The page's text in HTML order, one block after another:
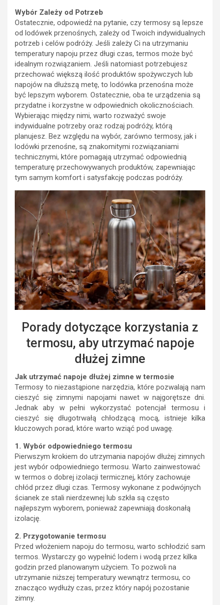
Wybór Zależy od Potrzeb
Ostatecznie, odpowiedź na pytanie, czy termosy są lepsze
od lodówek przenośnych, zależy od Twoich indywidualnych
potrzeb i celów podróży. Jeśli zależy Ci na utrzymaniu
temperatury napoju przez długi czas, termos może być
idealnym rozwiązaniem. Jeśli natomiast potrzebujesz
przechować większą ilość produktów spożywczych lub
napojów na dłuższą metę, to lodówka przenośna może
być lepszym wyborem. Ostatecznie, oba te urządzenia są
przydatne i korzystne w odpowiednich okolicznościach.
Wybierając między nimi, warto rozważyć swoje
indywidualne potrzeby oraz rodzaj podróży, którą
planujesz. Bez względu na wybór, zarówno termosy, jak i
lodówki przenośne, są znakomitymi rozwiązaniami
technicznymi, które pomagają utrzymać odpowiednią
temperaturę przechowywanych produktów, zapewniając
tym samym komfort i satysfakcję podczas podróży.
Porady dotyczące korzystania z
termosu, aby utrzymać napoje
dłużej zimne
Jak utrzymać napoje dłużej zimne w termosie
Termosy to niezastąpione narzędzia, które pozwalają nam
cieszyć się zimnymi napojami nawet w najgorętsze dni.
Jednak aby w pełni wykorzystać potencjał termosu i
cieszyć się długotrwałą chłodzącą mocą, istnieje kilka
kluczowych porad, które warto wziąć pod uwagę.
1. Wybór odpowiedniego termosu
Pierwszym krokiem do utrzymania napojów dłużej zimnych
jest wybór odpowiedniego termosu. Warto zainwestować
w termos o dobrej izolacji termicznej, który zachowuje
chłód przez długi czas. Termosy wykonane z podwójnych
ścianek ze stali nierdzewnej lub szkła są często
najlepszym wyborem, ponieważ zapewniają doskonałą
izolację.
2. Przygotowanie termosu
Przed włożeniem napoju do termosu, warto schłodzić sam
termos. Wystarczy go wypełnić lodem i wodą przez kilka
godzin przed planowanym użyciem. To pozwoli na
utrzymanie niższej temperatury wewnątrz termosu, co
znacząco wydłuży czas, przez który napój pozostanie
zimny.